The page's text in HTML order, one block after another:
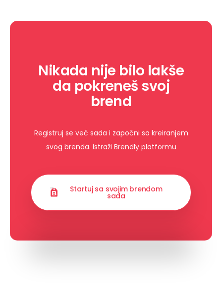
Nikada nije bilo lakše
da pokreneš svoj
brend
Registruj se već sada i započni sa kreiranjem
svog brenda. Istraži Brendly platformu
Startuj sa svojim brendom
sada